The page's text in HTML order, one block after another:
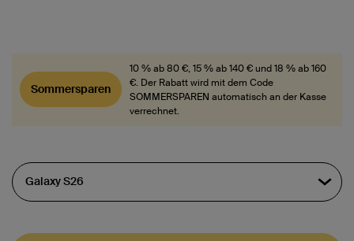
Sommersparen
10 % ab 80 €, 15 % ab 140 € und 18 % ab 160
€. Der Rabatt wird mit dem Code
SOMMERSPAREN automatisch an der Kasse
verrechnet.